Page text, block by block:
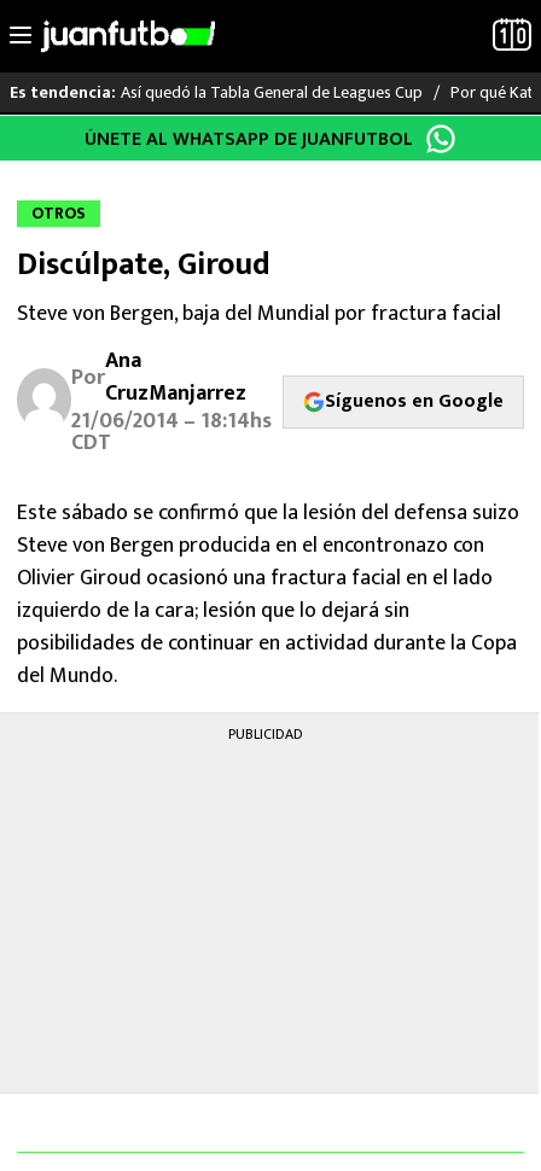
al
Es tendencia: Así quedó la Tabla General de Leagues Cup Por qué
LO ÚLTIMO
LIGA MX
RAYADOS
PUMAS
ATLANTE
SELECCIÓN MEXICANA
FUTBOL INTERNACIONAL
MEXICANOS EN EL EXTRANJERO
FUTBOL ESTUFA
FÓRMULA 1
ÚNETE AL WHATSAPP DE JUANFUTBOL
OTROS
Discúlpate, Giroud
Steve von Bergen, baja del Mundial por fractura facial
PorAna
CruzManjarrez
21/06/2014 – 18:14hs
CDT
Síguenos en Google
Este sábado se confirmó que la lesión del defensa suizo
Steve von Bergen producida en el encontronazo con
Olivier Giroud ocasionó una fractura facial en el lado
izquierdo de la cara; lesión que lo dejará sin
posibilidades de continuar en actividad durante la Copa
del Mundo.
PUBLICIDAD